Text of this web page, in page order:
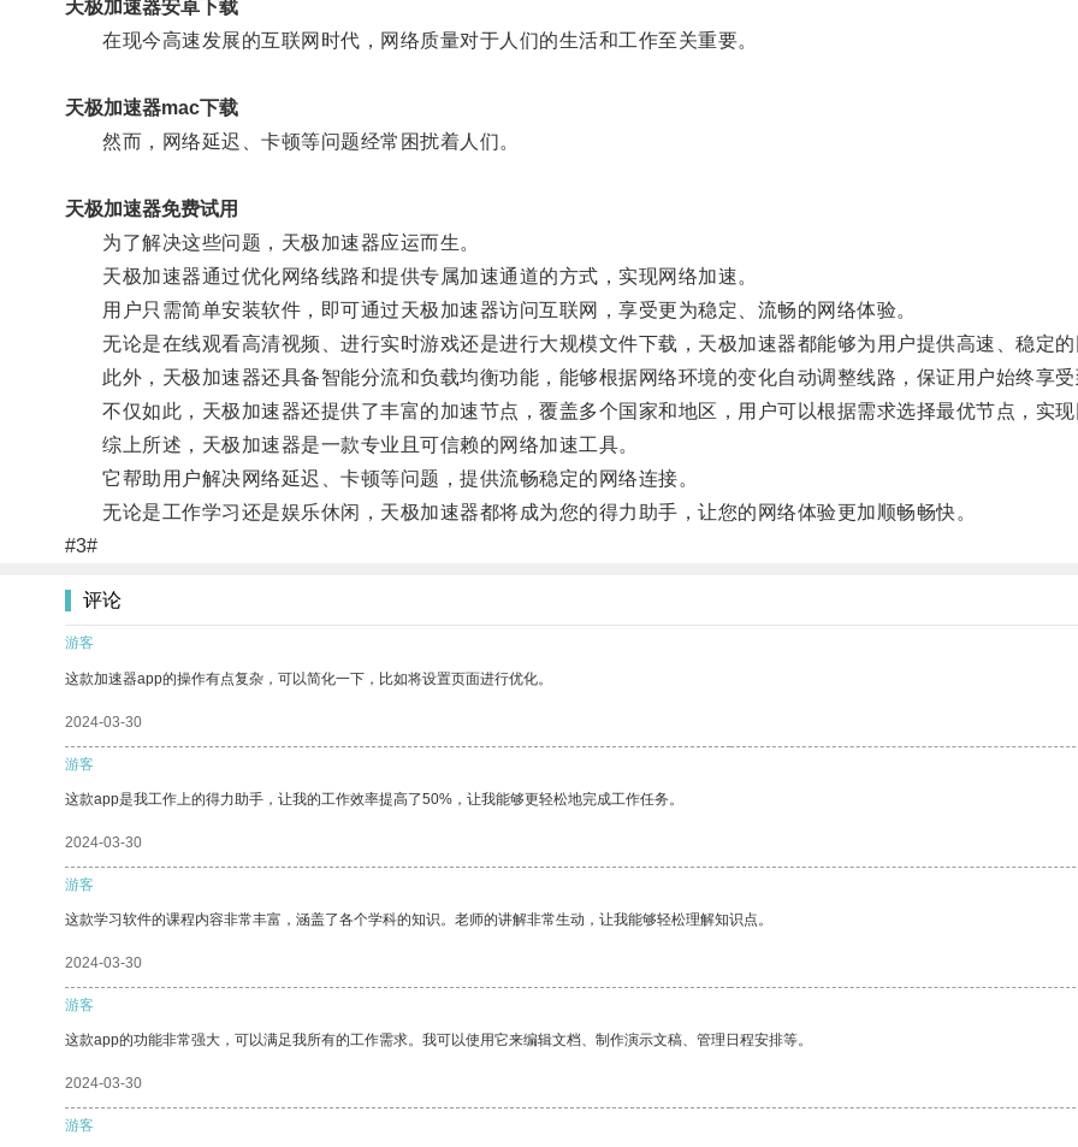
天极加速器安卓下载
在现今高速发展的互联网时代，网络质量对于人们的生活和工作至关重要。
天极加速器mac下载
然而，网络延迟、卡顿等问题经常困扰着人们。
天极加速器免费试用
为了解决这些问题，天极加速器应运而生。
天极加速器通过优化网络线路和提供专属加速通道的方式，实现网络加速。
用户只需简单安装软件，即可通过天极加速器访问互联网，享受更为稳定、流畅的网络体验。
无论是在线观看高清视频、进行实时游戏还是进行大规模文件下载，天极加速器都能够为用户提供高速、稳定的
此外，天极加速器还具备智能分流和负载均衡功能，能够根据网络环境的变化自动调整线路，保证用户始终享受
不仅如此，天极加速器还提供了丰富的加速节点，覆盖多个国家和地区，用户可以根据需求选择最优节点，实现
综上所述，天极加速器是一款专业且可信赖的网络加速工具。
它帮助用户解决网络延迟、卡顿等问题，提供流畅稳定的网络连接。
无论是工作学习还是娱乐休闲，天极加速器都将成为您的得力助手，让您的网络体验更加顺畅畅快。
#3#
评论
游客
这款加速器app的操作有点复杂，可以简化一下，比如将设置页面进行优化。
2024-03-30
游客
这款app是我工作上的得力助手，让我的工作效率提高了50%，让我能够更轻松地完成工作任务。
2024-03-30
游客
这款学习软件的课程内容非常丰富，涵盖了各个学科的知识。老师的讲解非常生动，让我能够轻松理解知识点。
2024-03-30
游客
这款app的功能非常强大，可以满足我所有的工作需求。我可以使用它来编辑文档、制作演示文稿、管理日程安排等。
2024-03-30
游客